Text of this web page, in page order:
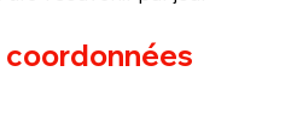
coordonnées